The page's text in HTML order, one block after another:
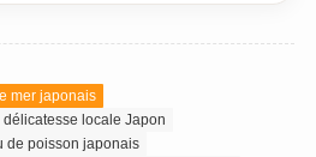
mer japonais
délicatesse locale Japon
de poisson japonais